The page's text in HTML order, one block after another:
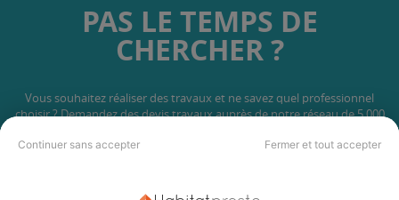
Continuer sans accepter Fermer et tout accepter
PAS LE TEMPS DE
CHERCHER ?
Vous souhaitez réaliser des travaux et ne savez quel professionnel
choisir ? Demandez des devis travauxauprès de notre réseau de 5 000